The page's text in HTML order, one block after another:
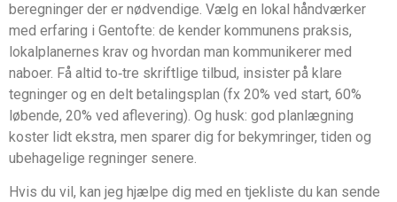
beregninger der er nødvendige. Vælg en lokal håndværker
med erfaring i Gentofte: de kender kommunens praksis,
lokalplanernes krav og hvordan man kommunikerer med
naboer. Få altid to‑tre skriftlige tilbud, insister på klare
tegninger og en delt betalingsplan (fx 20% ved start, 60%
løbende, 20% ved aflevering). Og husk: god planlægning
koster lidt ekstra, men sparer dig for bekymringer, tiden og
ubehagelige regninger senere.
Hvis du vil, kan jeg hjælpe dig med en tjekliste du kan sende